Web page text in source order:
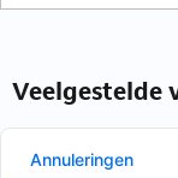
Veelgestelde
Annuleringen